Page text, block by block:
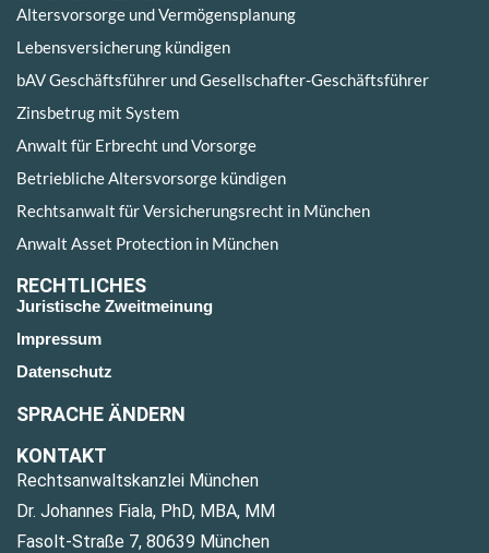
Altersvorsorge und Vermögensplanung
Lebensversicherung kündigen
bAV Geschäftsführer und Gesellschafter-Geschäftsführer
Zinsbetrug mit System
Anwalt für Erbrecht und Vorsorge
Betriebliche Altersvorsorge kündigen
Rechtsanwalt für Versicherungsrecht in München
Anwalt Asset Protection in München
RECHTLICHES
Juristische Zweitmeinung
Impressum
Datenschutz
SPRACHE ÄNDERN
KONTAKT
Rechtsanwaltskanzlei München
Dr. Johannes Fiala, PhD, MBA, MM
Fasolt-Straße 7, 80639 München